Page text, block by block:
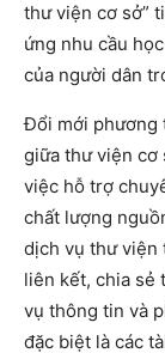
thư viện cơ sở”
ứng nhu cầu
của người dân
Đổi mới phương
giữa thư viện cơ
việc hỗ trợ
chất lượng
dịch vụ thư viện
liên kết, chia sẻ
vụ thông tin và
đặc biệt là các